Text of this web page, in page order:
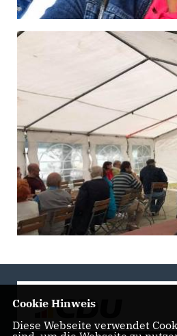
Cookie Hinweis
Diese Webseite verwendet